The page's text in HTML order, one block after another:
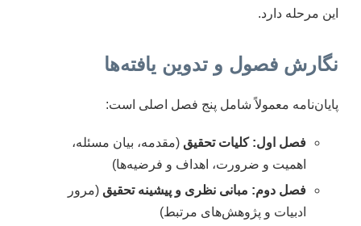
این مرحله دارد.
نگارش فصول و تدوین یافته‌ها
پایان‌نامه معمولاً شامل پنج فصل اصلی است:
فصل اول: کلیات تحقیق (مقدمه، بیان مسئله،
اهمیت و ضرورت، اهداف و فرضیه‌ها)
فصل دوم: مبانی نظری و پیشینه تحقیق (مرور
ادبیات و پژوهش‌های مرتبط)